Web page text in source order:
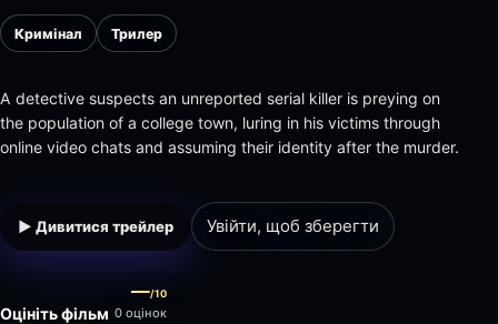
Кримінал Трилер
A detective suspects an unreported serial killer is preying on
the population of a college town, luring in his victims through
online video chats and assuming their identity after the murder.
▶ Дивитися трейлер Увійти, щоб зберегти
Оцініть фільм
—/10
0 оцінок